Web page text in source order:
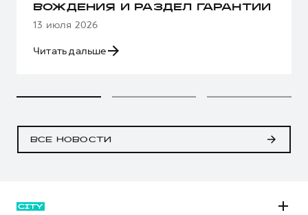
ВОЖДЕНИЯ И РАЗДЕЛ ГАРАНТИИ
13 июля 2026
Читать дальше
ВСЕ НОВОСТИ